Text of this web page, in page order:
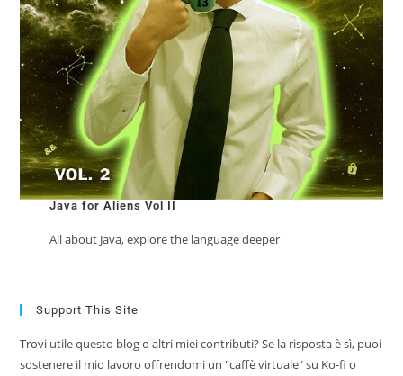
Java for Aliens Vol II
All about Java, explore the language deeper
Support This Site
Trovi utile questo blog o altri miei contributi? Se la risposta è sì, puoi
sostenere il mio lavoro offrendomi un "caffè virtuale" su Ko-fi o